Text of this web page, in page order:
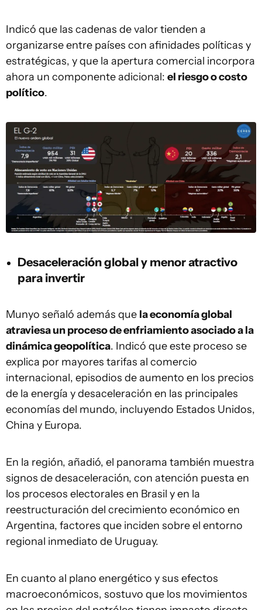
Indicó que las cadenas de valor tienden a
organizarse entre países con afinidades políticas y
estratégicas, y que la apertura comercial incorpora
ahora un componente adicional: el riesgo o costo
político.
Desaceleración global y menor atractivo
para invertir
Munyo señaló además que la economía global
atraviesa un proceso de enfriamiento asociado a la
dinámica geopolítica. Indicó que este proceso se
explica por mayores tarifas al comercio
internacional, episodios de aumento en los precios
de la energía y desaceleración en las principales
economías del mundo, incluyendo Estados Unidos,
China y Europa.
En la región, añadió, el panorama también muestra
signos de desaceleración, con atención puesta en
los procesos electorales en Brasil y en la
reestructuración del crecimiento económico en
Argentina, factores que inciden sobre el entorno
regional inmediato de Uruguay.
En cuanto al plano energético y sus efectos
macroeconómicos, sostuvo que los movimientos